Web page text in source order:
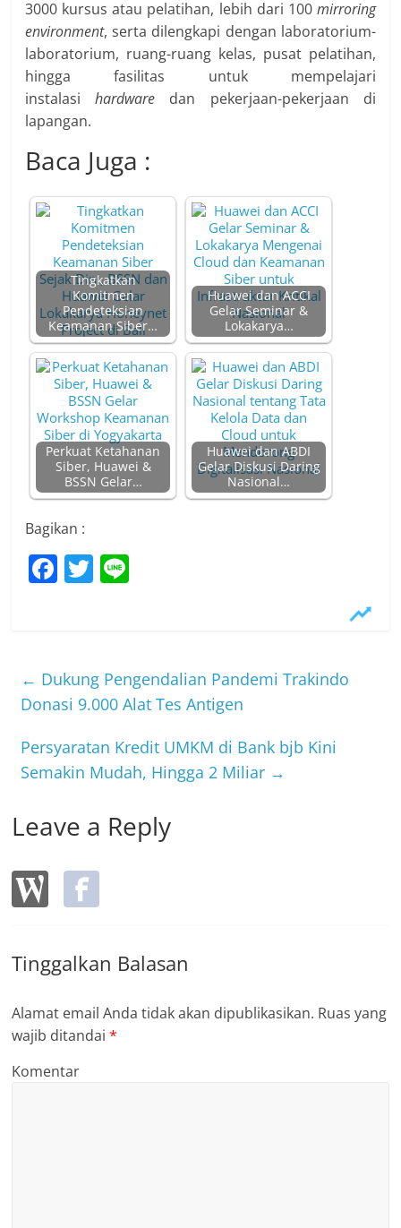
3000 kursus atau pelatihan, lebih dari 100 mirroring
environment, serta dilengkapi dengan laboratorium-
laboratorium, ruang-ruang kelas, pusat pelatihan,
hingga fasilitas untuk mempelajari
instalasihardware dan pekerjaan-pekerjaan di
lapangan.
Baca Juga :
Tingkatkan
Komitmen
Pendeteksian
Keamanan Siber…
Huawei dan ACCI
Gelar Seminar &
Lokakarya…
Perkuat Ketahanan
Siber, Huawei &
BSSN Gelar…
Huawei dan ABDI
Gelar Diskusi Daring
Nasional…
Bagikan :
F
b
o
o
k
T
← Dukung Pengendalian Pandemi Trakindo
Donasi 9.000 Alat Tes Antigen
Persyaratan Kredit UMKM di Bank bjb Kini
Semakin Mudah, Hingga 2 Miliar →
Leave a Reply
Tinggalkan Balasan
Alamat email Anda tidak akan dipublikasikan. Ruas yang
wajib ditandai*
Komentar